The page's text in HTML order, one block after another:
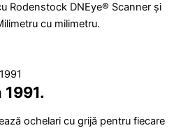
Rodenstock DNEye® Scanner și
cu milimetru.
ochelari cu grijă pentru fiecare